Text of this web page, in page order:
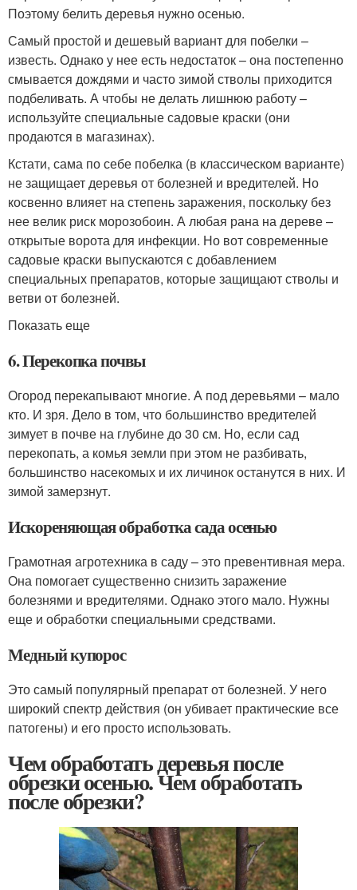
Поэтому белить деревья нужно осенью.
Самый простой и дешевый вариант для побелки –
известь. Однако у нее есть недостаток – она постепенно
смывается дождями и часто зимой стволы приходится
подбеливать. А чтобы не делать лишнюю работу –
используйте специальные садовые краски (они
продаются в магазинах).
Кстати, сама по себе побелка (в классическом варианте)
не защищает деревья от болезней и вредителей. Но
косвенно влияет на степень заражения, поскольку без
нее велик риск морозобоин. А любая рана на дереве –
открытые ворота для инфекции. Но вот современные
садовые краски выпускаются с добавлением
специальных препаратов, которые защищают стволы и
ветви от болезней.
Показать еще
6. Перекопка почвы
Огород перекапывают многие. А под деревьями – мало
кто. И зря. Дело в том, что большинство вредителей
зимует в почве на глубине до 30 см. Но, если сад
перекопать, а комья земли при этом не разбивать,
большинство насекомых и их личинок останутся в них. И
зимой замерзнут.
Искореняющая обработка сада осенью
Грамотная агротехника в саду – это превентивная мера.
Она помогает существенно снизить заражение
болезнями и вредителями. Однако этого мало. Нужны
еще и обработки специальными средствами.
Медный купорос
Это самый популярный препарат от болезней. У него
широкий спектр действия (он убивает практические все
патогены) и его просто использовать.
Чем обработать деревья после
обрезки осенью. Чем обработать
после обрезки?